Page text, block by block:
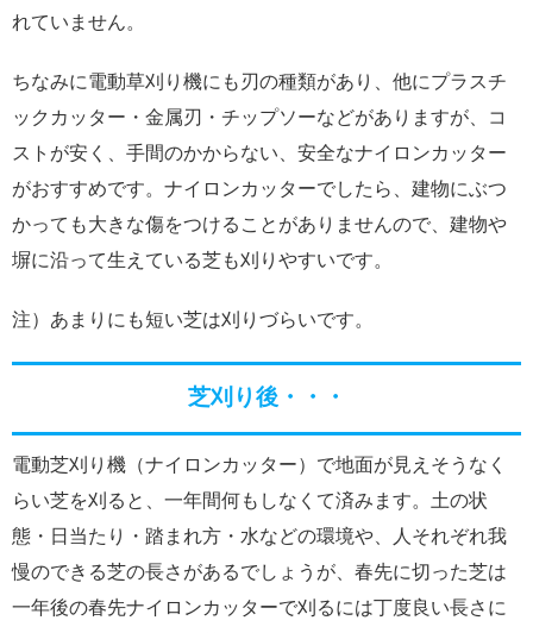
れていません。
ちなみに電動草刈り機にも刃の種類があり、他にプラスチ
ックカッター・金属刃・チップソーなどがありますが、コ
ストが安く、手間のかからない、安全なナイロンカッター
がおすすめです。ナイロンカッターでしたら、建物にぶつ
かっても大きな傷をつけることがありませんので、建物や
塀に沿って生えている芝も刈りやすいです。
注）あまりにも短い芝は刈りづらいです。
芝刈り後・・・
電動芝刈り機（ナイロンカッター）で地面が見えそうなく
らい芝を刈ると、一年間何もしなくて済みます。土の状
態・日当たり・踏まれ方・水などの環境や、人それぞれ我
慢のできる芝の長さがあるでしょうが、春先に切った芝は
一年後の春先ナイロンカッターで刈るには丁度良い長さに